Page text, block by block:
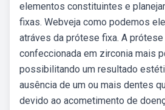
elementos constituintes e
fixas. Webveja como podemos
atráves da prótese fixa. A
confeccionada em zirconia mais
possibilitando um resultado
ausência de um ou mais dentes
devido ao acometimento de